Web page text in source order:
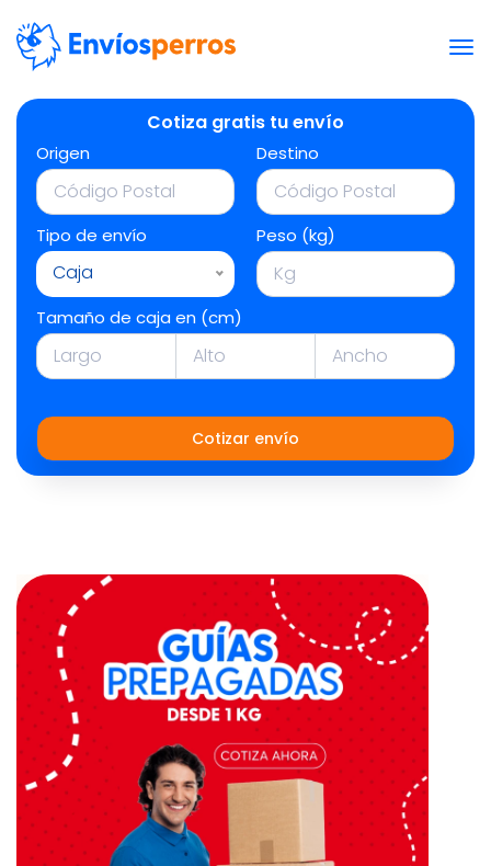
Cotiza gratis tu envío
Origen Destino
Tipo de envío
Caja
Peso (kg)
Tamaño de caja en (cm)
Cotizar envío